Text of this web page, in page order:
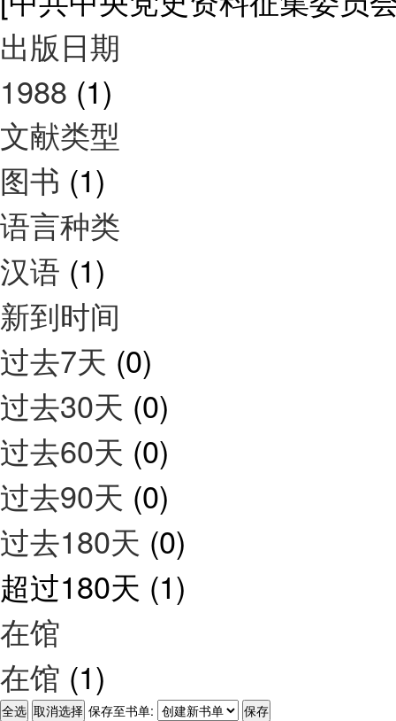
出版日期
1988 (1)
文献类型
图书 (1)
语言种类
汉语 (1)
新到时间
过去7天 (0)
过去30天 (0)
过去60天 (0)
过去90天 (0)
过去180天 (0)
超过180天 (1)
在馆
在馆 (1)
保存至书单: